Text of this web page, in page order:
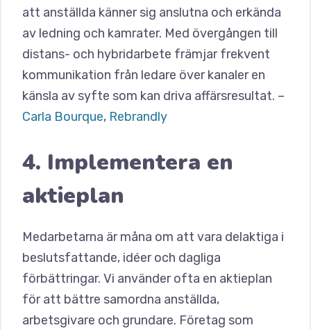
att anställda känner sig anslutna och erkända
av ledning och kamrater. Med övergången till
distans- och hybridarbete främjar frekvent
kommunikation från ledare över kanaler en
känsla av syfte som kan driva affärsresultat. –
Carla Bourque, Rebrandly
4. Implementera en
aktieplan
Medarbetarna är måna om att vara delaktiga i
beslutsfattande, idéer och dagliga
förbättringar. Vi använder ofta en aktieplan
för att bättre samordna anställda,
arbetsgivare och grundare. Företag som